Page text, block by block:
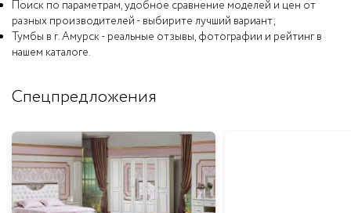
Поиск по параметрам, удобное сравнение моделей и цен от
разных производителей - выбирите лучший вариант;
Тумбы в г. Амурск - реальные отзывы, фотографии и рейтинг в
нашем каталоге.
Спецпредложения